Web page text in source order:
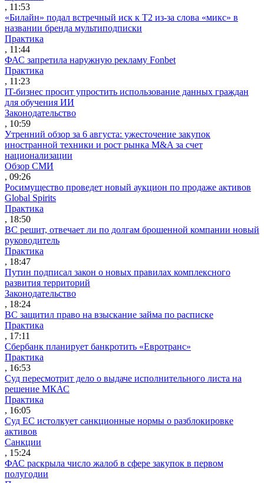
, 11:53
«Билайн» подал встречный иск к Т2 из-за слова «микс» в
названии бренда мультиподписки
Практика
, 11:44
ФАС запретила наружную рекламу Fonbet
Практика
, 11:23
IT-бизнес просит упростить использование данных граждан
для обучения ИИ
Законодательство
, 10:59
Утренний обзор за 6 августа: ужесточение закупок
иностранной техники и рост рынка M&A за счет
национализации
Обзор СМИ
, 09:26
Росимущество проведет новый аукцион по продаже активов
Global Spirits
Практика
, 18:50
ВС решит, отвечает ли по долгам брошенной компании новый
руководитель
Практика
, 18:47
Путин подписал закон о новых правилах комплексного
развития территорий
Законодательство
, 18:24
ВС защитил право на взыскание займа по расписке
Практика
, 17:11
Сбербанк планирует банкротить «Евротранс»
Практика
, 16:53
Суд пересмотрит дело о выдаче исполнительного листа на
решение МКАС
Практика
, 16:05
Суд ЕС истолкует санкционные нормы о разблокировке
активов
Санкции
, 15:24
ФАС раскрыла число жалоб в сфере закупок в первом
полугодии